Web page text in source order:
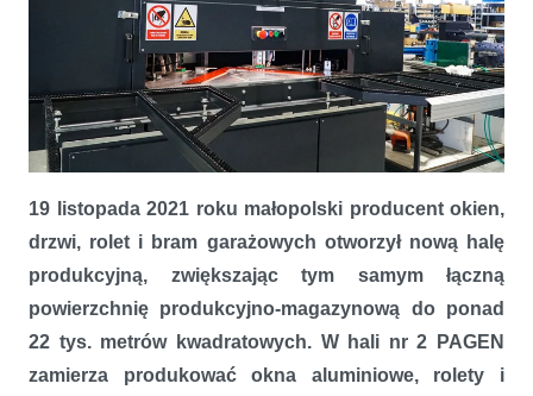
19 listopada 2021 roku małopolski producent okien,
drzwi, rolet i bram garażowych otworzył nową halę
produkcyjną, zwiększając tym samym łączną
powierzchnię produkcyjno-magazynową do ponad
22 tys. metrów kwadratowych. W hali nr 2 PAGEN
zamierza produkować okna aluminiowe, rolety i